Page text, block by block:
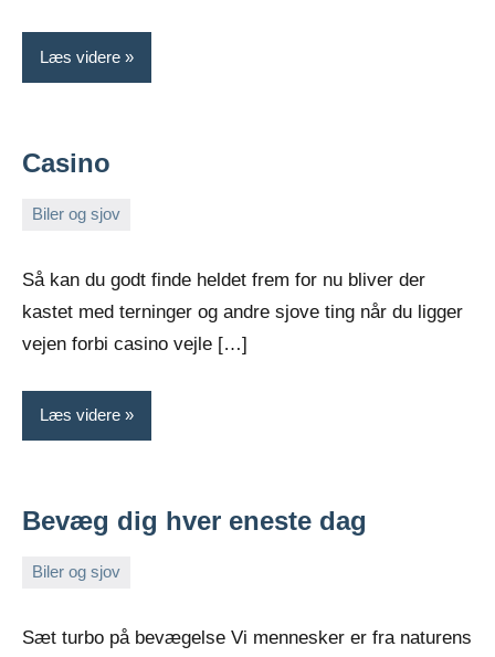
Læs videre
Casino
Biler og sjov
november
2021
Så kan du godt finde heldet frem for nu bliver der
kastet med terninger og andre sjove ting når du ligger
vejen forbi casino vejle […]
Læs videre
Bevæg dig hver eneste dag
Biler og sjov
2021
Sæt turbo på bevægelse Vi mennesker er fra naturens